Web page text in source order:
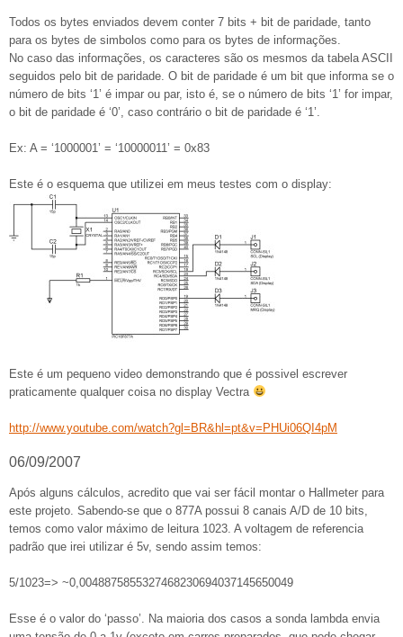
Todos os bytes enviados devem conter 7 bits + bit de paridade, tanto
para os bytes de simbolos como para os bytes de informações.
No caso das informações, os caracteres são os mesmos da tabela ASCII
seguidos pelo bit de paridade. O bit de paridade é um bit que informa se o
número de bits ‘1’ é impar ou par, isto é, se o número de bits ‘1’ for impar,
o bit de paridade é ‘0’, caso contrário o bit de paridade é ‘1’.
Ex: A = ‘1000001’ = ‘10000011’ = 0x83
Este é o esquema que utilizei em meus testes com o display:
Este é um pequeno video demonstrando que é possivel escrever
praticamente qualquer coisa no display Vectra
http://www.youtube.com/watch?gl=BR&hl=pt&v=PHUi06QI4pM
06/09/2007
Após alguns cálculos, acredito que vai ser fácil montar o Hallmeter para
este projeto. Sabendo-se que o 877A possui 8 canais A/D de 10 bits,
temos como valor máximo de leitura 1023. A voltagem de referencia
padrão que irei utilizar é 5v, sendo assim temos:
5/1023=> ~0,0048875855327468230694037145650049
Esse é o valor do ‘passo’. Na maioria dos casos a sonda lambda envia